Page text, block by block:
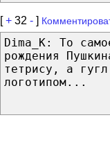
[+ 32 - ]
Dima_K: То
рождения
тетрису, а
логотипом...